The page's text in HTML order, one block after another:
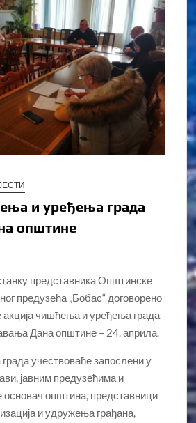
и уређења града
општине
представника Општинске
предузећа „Бобас“ договорено
акција чишћења и уређења града
Дана општине – 24. априла.
учествоваће запослени у
јавним предузећима и
основач општина, представници
и удружења грађана,